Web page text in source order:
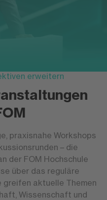
erweitern
praxisnahe Workshops
– die
der FOM Hochschule
über das reguläre
greifen aktuelle Themen
Wissenschaft und